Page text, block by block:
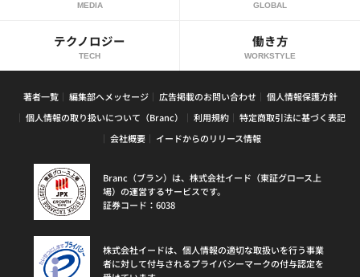
MEDIA GLOBAL
テクノロジー
TECH
働き方
WORKSTYLE
著者一覧 編集部へメッセージ 広告掲載のお問い合わせ
個人情報保護方針
個人情報の取り扱いについて（Branc）
利用規約
特定商取引法に基づく表記
会社概要
イードからのリリース情報
Branc（ブラン）は、株式会社イード（東証グロース上
場）の運営するサービスです。
証券コード：6038
株式会社イードは、個人情報の適切な取扱いを行う事業
者に対して付与されるプライバシーマークの付与認定を